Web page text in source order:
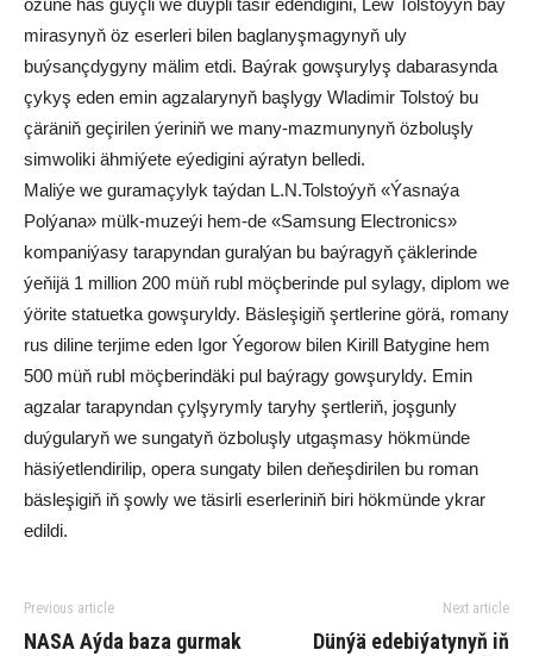
özüne has güýçli we düýpli täsir edendigini, Lew Tolstoýyň baý
mirasynyň öz eserleri bilen baglanyşmagynyň uly
buýsançdygyny mälim etdi. Baýrak gowşurylyş dabarasynda
çykyş eden emin agzalarynyň başlygy Wladimir Tolstoý bu
çäräniň geçirilen ýeriniň we many-mazmunynyň özboluşly
simwoliki ähmiýete eýedigini aýratyn belledi.
Maliýe we guramaçylyk taýdan L.N.Tolstoýyň «Ýasnaýa
Polýana» mülk-muzeýi hem-de «Samsung Electronics»
kompaniýasy tarapyndan guralýan bu baýragyň çäklerinde
ýeňijä 1 million 200 müň rubl möçberinde pul sylagy, diplom we
ýörite statuetka gowşuryldy. Bäsleşigiň şertlerine görä, romany
rus diline terjime eden Igor Ýegorow bilen Kirill Batygine hem
500 müň rubl möçberindäki pul baýragy gowşuryldy. Emin
agzalar tarapyndan çylşyrymly taryhy şertleriň, joşgunly
duýgularyň we sungatyň özboluşly utgaşmasy hökmünde
häsiýetlendirilip, opera sungaty bilen deňeşdirilen bu roman
bäsleşigiň iň şowly we täsirli eserleriniň biri hökmünde ykrar
edildi.
Previous article
NASA Aýda baza gurmak
Next article
Dünýä edebiýatynyň iň